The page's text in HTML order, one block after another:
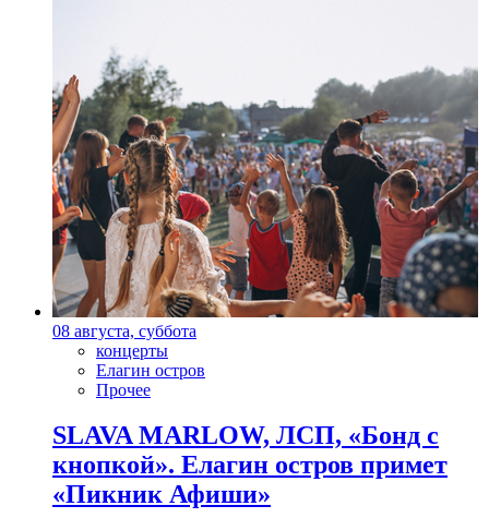
08 августа, суббота
концерты
Елагин остров
Прочее
SLAVA MARLOW, ЛСП, «Бонд с
кнопкой». Елагин остров примет
«Пикник Афиши»